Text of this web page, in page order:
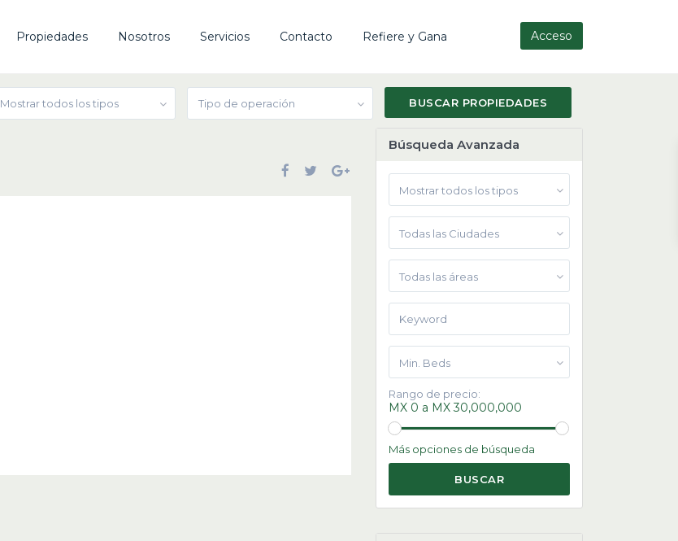
Acceso
Propiedades Nosotros Servicios Contacto Refiere y Gana
Mostrar todos los tipos Tipo de operación
Búsqueda Avanzada
Mostrar todos los tipos
Todas las Ciudades
Todas las áreas
Min. Beds
Rango de precio:
MX 0 a MX 30,000,000
Más opciones de búsqueda
BUSCAR